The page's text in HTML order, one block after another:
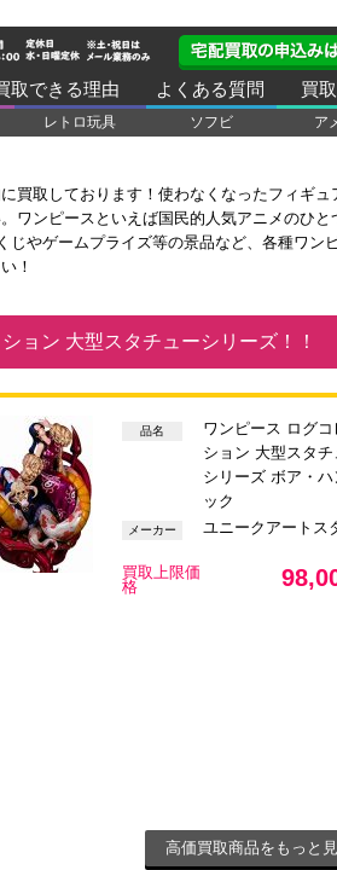
買
よくある質問
取できる理由
レトロ玩具 ソフビ
ア
買取しております！使わなくなったフィギュ
ワンピースといえば国民的人気アニメのひと
やゲームプライズ等の景品など、各種ワン
！
ョン 大型スタチューシリーズ！！
品名
ワンピース ログコ
ション 大型スタチ
シリーズ ボア・ハ
ック
メーカー ユニークアートス
買取上限価
格
高価買取商品をもっと